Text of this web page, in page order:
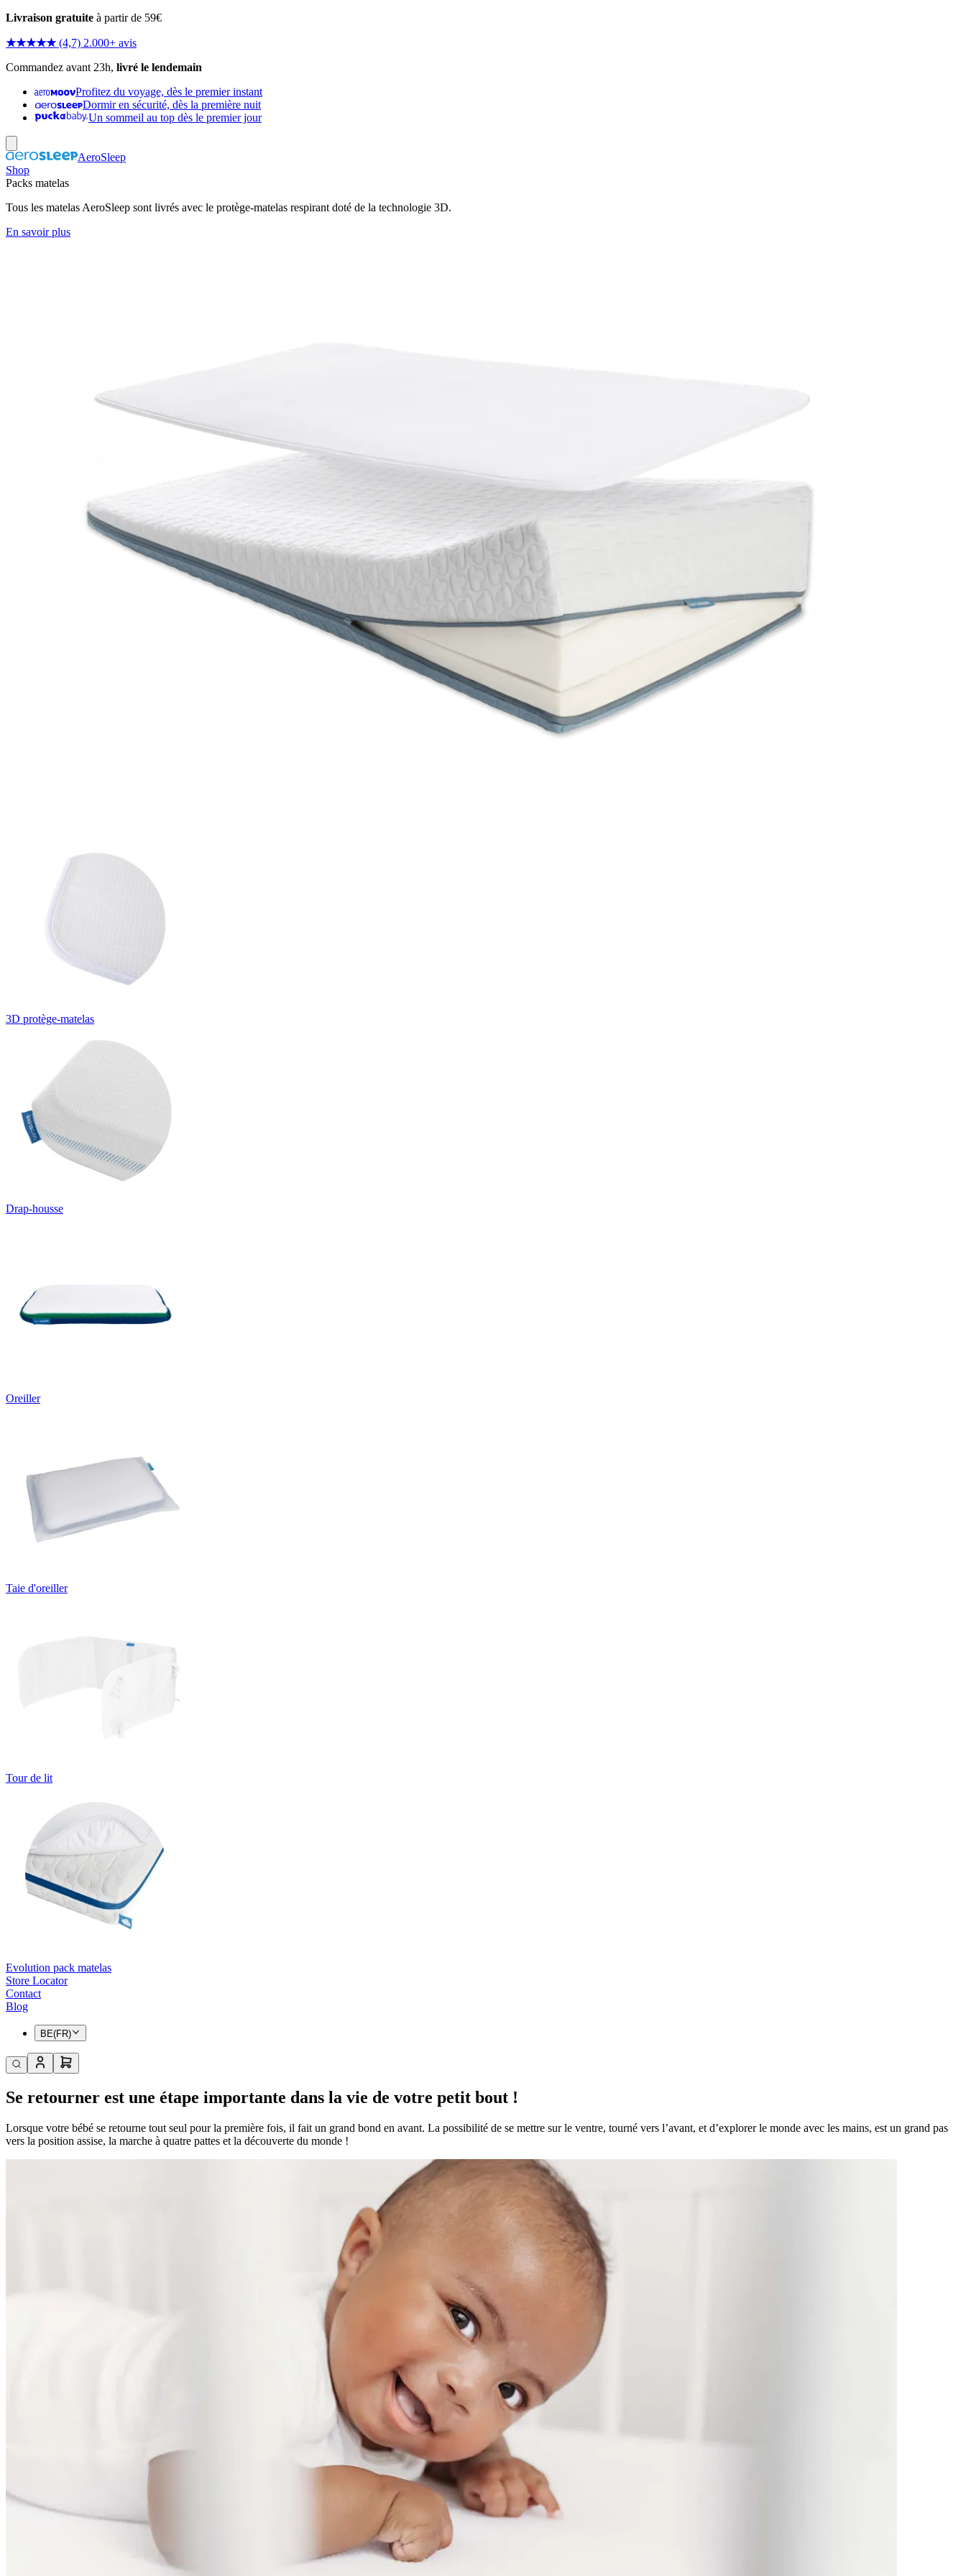
Livraison gratuite à partir de 59€
★★★★★ (4,7) 2.000+ avis
Commandez avant 23h, livré le lendemain
Profitez du voyage, dès le premier instant
Dormir en sécurité, dès la première nuit
Un sommeil au top dès le premier jour
AeroSleep
Shop
Packs matelas
Tous les matelas AeroSleep sont livrés avec le protège-matelas respirant doté de la technologie 3D.
En savoir plus
3D protège-matelas
Drap-housse
Oreiller
Taie d'oreiller
Tour de lit
Evolution pack matelas
Store Locator
Contact
Blog
BE(FR)
Se retourner est une étape importante dans la vie de votre petit bout !
Lorsque votre bébé se retourne tout seul pour la première fois, il fait un grand bond en avant. La possibilité de se mettre sur le ventre, tourné vers l’avant, et d’explorer le monde avec les mains, est un grand pas
vers la position assise, la marche à quatre pattes et la découverte du monde !